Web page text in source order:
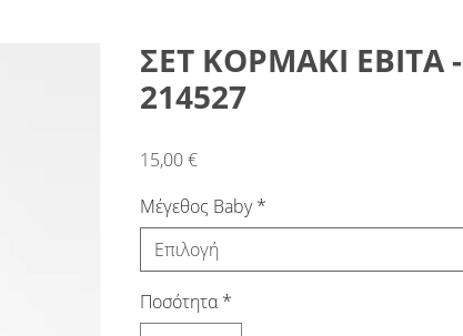
ΣΕΤ ΚΟΡΜΑΚΙ ΕΒΙΤΑ -
214527
15,00 €Τιμή
Μέγεθος Baby *
Επιλογή
Ποσότητα *